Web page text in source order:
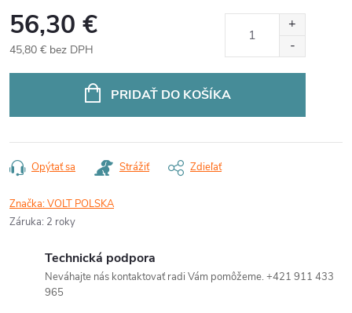
56,30 €
45,80 € bez DPH
PRIDAŤ DO KOŠÍKA
Opýtať sa Strážiť Zdieľať
Značka:VOLT POLSKA
Záruka: 2 roky
Technická podpora
Neváhajte nás kontaktovať radi Vám pomôžeme. +421 911 433
965